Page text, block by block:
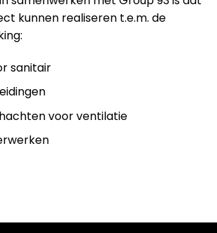
kunnen realiseren t.e.m. de
sanitair
voor ventilatie